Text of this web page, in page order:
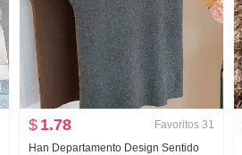
$ 1.78 Favoritos 31
Han Departamento Design Sentido